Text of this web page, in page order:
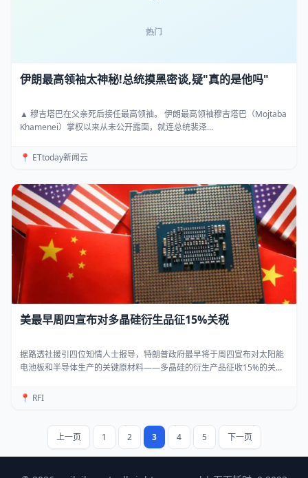
伊朗最高领袖太神秘!总统摸黑密谈,疑"真的是他吗"
▲ 穆吉塔巴在父亲死后接任最高领袖。 伊朗最高领袖穆吉塔巴（Mojtaba
Khamenei）掌权以来从未公开露面，就连总统裴泽...
📍 ETtoday新闻云
美最早周四宣布对多晶硅衍生品征15%关税
据路透社援引四位知情人士报导，特朗普政府最早将于周四宣布对太阳能
电池板和半导体生产的关键原材料——多晶硅的衍生产品征收15%的关...
📍 RFI
上一页 1 2 3 4 5 下一页